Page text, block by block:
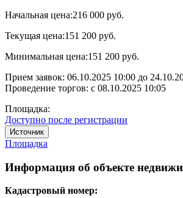
Начальная цена:216 000 руб.
Текущая цена:151 200 руб.
Минимальная цена:151 200 руб.
Прием заявок: 06.10.2025 10:00 до
Проведение торгов: с 08.10.2025 10:05
Площадка:
Доступно после регистрации
Источник
Площадка
Информация об объекте
Кадастровый номер: